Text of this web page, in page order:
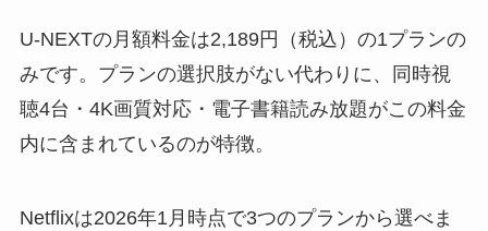
U-NEXTの月額料金は2,189円（税込）の1プランの
みです。プランの選択肢がない代わりに、同時視
聴4台・4K画質対応・電子書籍読み放題がこの料金
内に含まれているのが特徴。
Netflixは2026年1月時点で3つのプランから選べま